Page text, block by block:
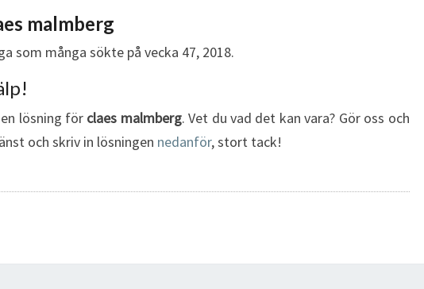
malmberg
som många sökte på vecka 47, 2018.
lösning för claes malmberg. Vet du vad det kan vara? Gör oss och
och skriv in lösningen nedanför, stort tack!